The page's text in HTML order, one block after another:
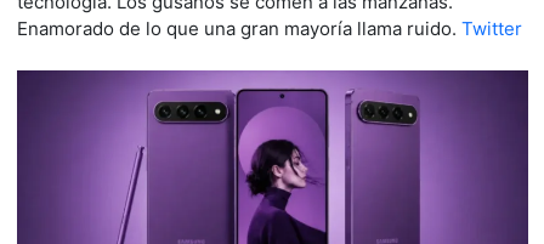
Enamorado de lo que una gran mayoría llama ruido. Twitter